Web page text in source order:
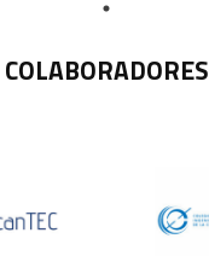
COLABORADORES